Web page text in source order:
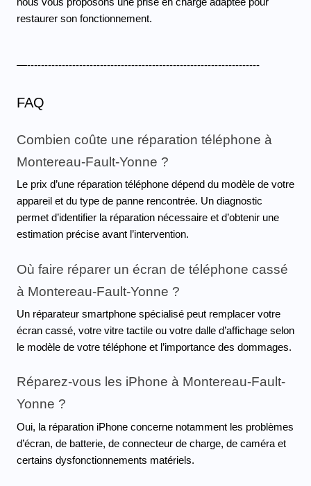
restaurer son fonctionnement.
—-------------------------------------------------------------------
FAQ
Combien coûte une réparation téléphone à
Montereau-Fault-Yonne ?
Le prix d’une réparation téléphone dépend du modèle de votre
appareil et du type de panne rencontrée. Un diagnostic
permet d’identifier la réparation nécessaire et d’obtenir une
estimation précise avant l’intervention.
Où faire réparer un écran de téléphone cassé
à Montereau-Fault-Yonne ?
Un réparateur smartphone spécialisé peut remplacer votre
écran cassé, votre vitre tactile ou votre dalle d’affichage selon
le modèle de votre téléphone et l’importance des dommages.
Réparez-vous les iPhone à Montereau-Fault-
Yonne ?
Oui, la réparation iPhone concerne notamment les problèmes
d’écran, de batterie, de connecteur de charge, de caméra et
certains dysfonctionnements matériels.